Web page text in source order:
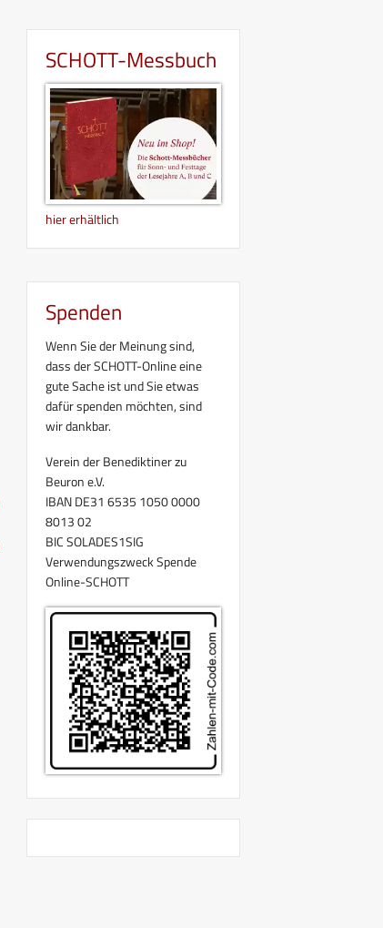
SCHOTT-Messbuch
hier erhältlich
Spenden
Wenn Sie der Meinung sind,
dass der SCHOTT-Online eine
gute Sache ist und Sie etwas
dafür spenden möchten, sind
wir dankbar.
Verein der Benediktiner zu
Beuron e.V.
IBAN DE31 6535 1050 0000
8013 02
BIC SOLADES1SIG
Verwendungszweck Spende
Online-SCHOTT